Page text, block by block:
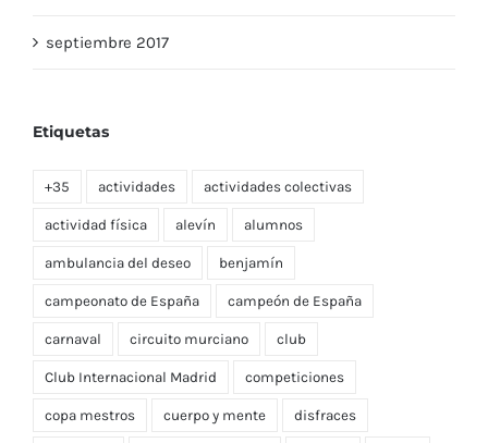
septiembre 2017
Etiquetas
+35 actividades actividades colectivas
actividad física alevín alumnos
ambulancia del deseo benjamín
campeonato de España campeón de España
carnaval circuito murciano club
Club Internacional Madrid competiciones
copa mestros cuerpo y mente disfraces